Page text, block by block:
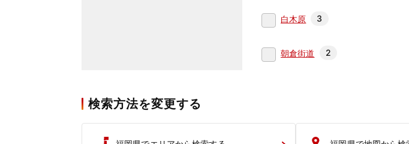
白木原 3
朝倉街道 2
検索方法を変更する